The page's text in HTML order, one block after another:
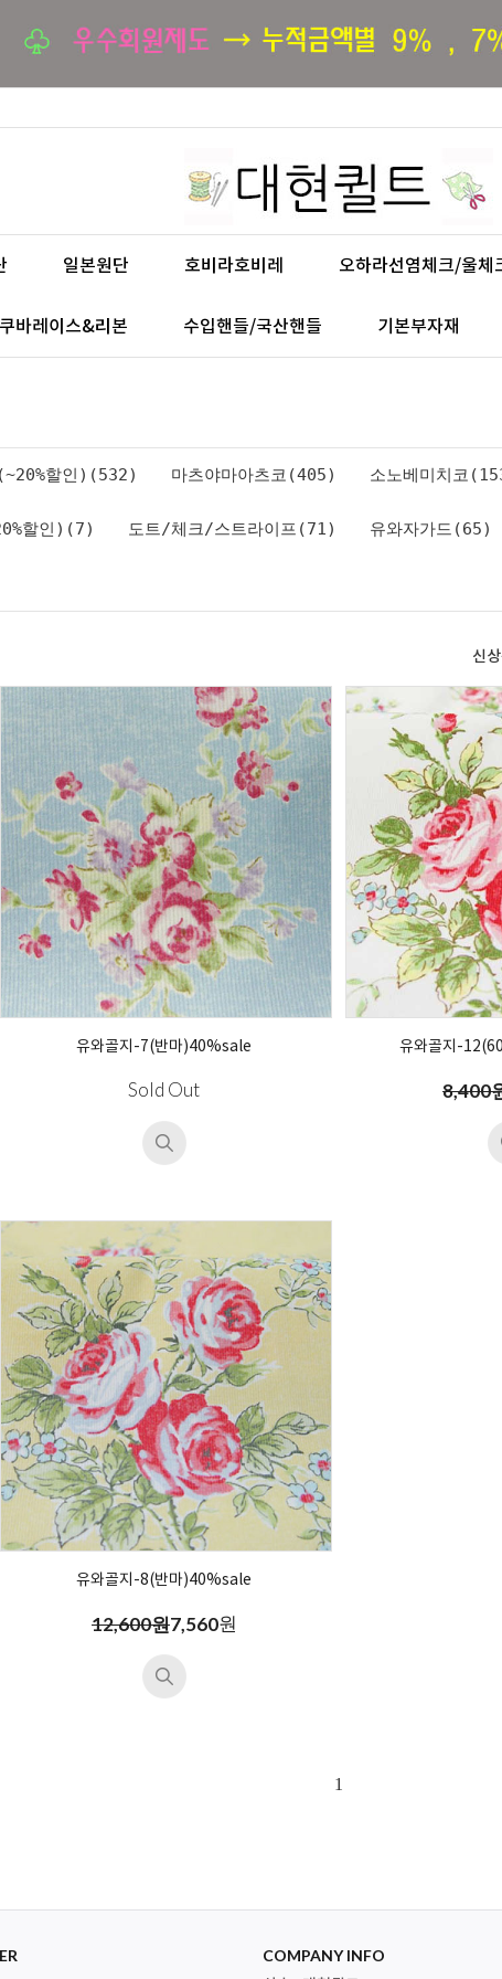
일본원단 호비라호비레 오하라선염체크/울체
바레이스&리본 수입핸들/국산핸들 기본부자재
할인)(532) 마츠야마아츠코(405) 소노베미치코
할인)(7) 도트/체크/스트라이프(71) 유와자가드(65)
신
유와골지-7(반마)40%sale
Sold Out
유와골지-
8,400
유와골지-8(반마)40%sale
12,600원7,560원
1
COMPANY INFO